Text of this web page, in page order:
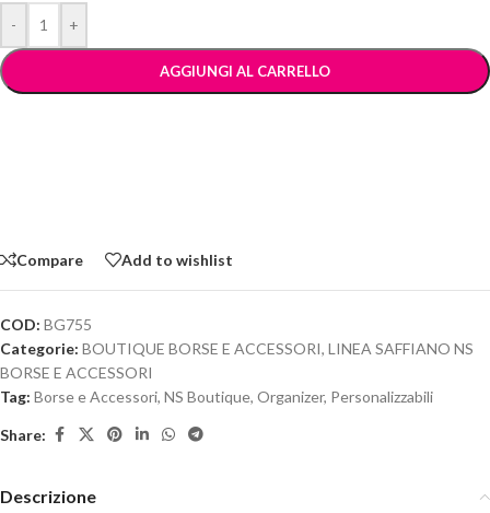
- +
AGGIUNGI AL CARRELLO
Compare Add to wishlist
COD: BG755
Categorie: BOUTIQUE BORSE E ACCESSORI, LINEA SAFFIANO NS
BORSE E ACCESSORI
Tag: Borse e Accessori, NS Boutique, Organizer, Personalizzabili
Share:
Descrizione